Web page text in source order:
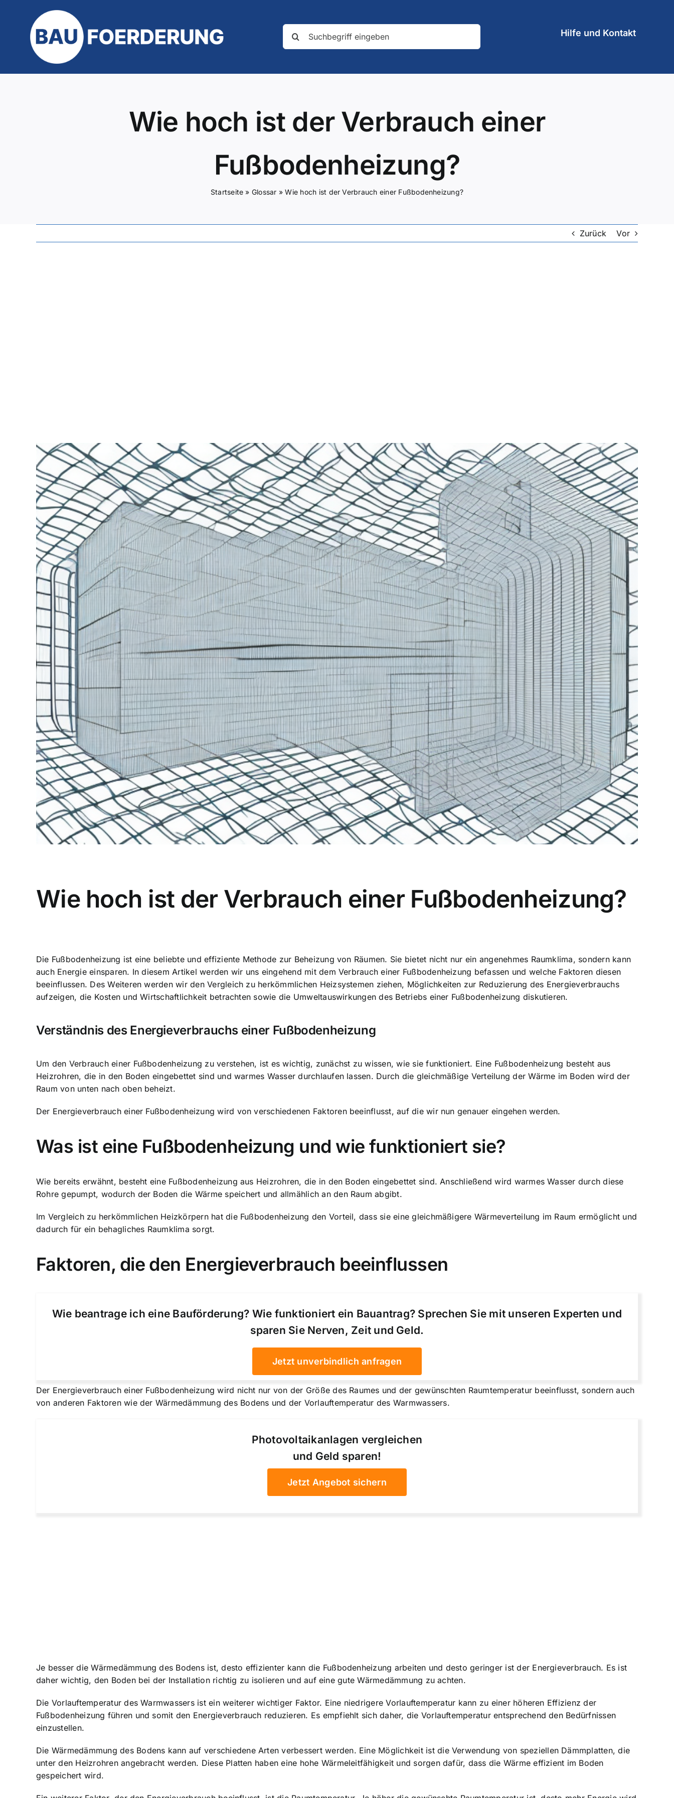
springen
Suche
nach:
Hilfe und Kontakt
Wie hoch ist der Verbrauch einer
Fußbodenheizung?
Startseite » Glossar »Wie hoch ist der Verbrauch einer Fußbodenheizung?
Zurück Vor
Zeige
grösseres
Bild
Wie hoch ist der Verbrauch einer Fußbodenheizung?
Die Fußbodenheizung ist eine beliebte und effiziente Methode zur Beheizung von Räumen. Sie bietet nicht nur ein angenehmes Raumklima, sondern kann
auch Energie einsparen. In diesem Artikel werden wir uns eingehend mit dem Verbrauch einer Fußbodenheizung befassen und welche Faktoren diesen
beeinflussen. Des Weiteren werden wir den Vergleich zu herkömmlichen Heizsystemen ziehen, Möglichkeiten zur Reduzierung des Energieverbrauchs
aufzeigen, die Kosten und Wirtschaftlichkeit betrachten sowie die Umweltauswirkungen des Betriebs einer Fußbodenheizung diskutieren.
Verständnis des Energieverbrauchs einer Fußbodenheizung
Um den Verbrauch einer Fußbodenheizung zu verstehen, ist es wichtig, zunächst zu wissen, wie sie funktioniert. Eine Fußbodenheizung besteht aus
Heizrohren, die in den Boden eingebettet sind und warmes Wasser durchlaufen lassen. Durch die gleichmäßige Verteilung der Wärme im Boden wird der
Raum von unten nach oben beheizt.
Der Energieverbrauch einer Fußbodenheizung wird von verschiedenen Faktoren beeinflusst, auf die wir nun genauer eingehen werden.
Was ist eine Fußbodenheizung und wie funktioniert sie?
Wie bereits erwähnt, besteht eine Fußbodenheizung aus Heizrohren, die in den Boden eingebettet sind. Anschließend wird warmes Wasser durch diese
Rohre gepumpt, wodurch der Boden die Wärme speichert und allmählich an den Raum abgibt.
Im Vergleich zu herkömmlichen Heizkörpern hat die Fußbodenheizung den Vorteil, dass sie eine gleichmäßigere Wärmeverteilung im Raum ermöglicht und
dadurch für ein behagliches Raumklima sorgt.
Faktoren, die den Energieverbrauch beeinflussen
Wie beantrage ich eine Bauförderung? Wie funktioniert ein Bauantrag? Sprechen Sie mit unseren Experten und
sparen Sie Nerven, Zeit und Geld.
Jetzt unverbindlich anfragen
Der Energieverbrauch einer Fußbodenheizung wird nicht nur von der Größe des Raumes und der gewünschten Raumtemperatur beeinflusst, sondern auch
von anderen Faktoren wie der Wärmedämmung des Bodens und der Vorlauftemperatur des Warmwassers.
Photovoltaikanlagen vergleichen
und Geld sparen!
Jetzt Angebot sichern
Je besser die Wärmedämmung des Bodens ist, desto effizienter kann die Fußbodenheizung arbeiten und desto geringer ist der Energieverbrauch. Es ist
daher wichtig, den Boden bei der Installation richtig zu isolieren und auf eine gute Wärmedämmung zu achten.
Die Vorlauftemperatur des Warmwassers ist ein weiterer wichtiger Faktor. Eine niedrigere Vorlauftemperatur kann zu einer höheren Effizienz der
Fußbodenheizung führen und somit den Energieverbrauch reduzieren. Es empfiehlt sich daher, die Vorlauftemperatur entsprechend den Bedürfnissen
einzustellen.
Die Wärmedämmung des Bodens kann auf verschiedene Arten verbessert werden. Eine Möglichkeit ist die Verwendung von speziellen Dämmplatten, die
unter den Heizrohren angebracht werden. Diese Platten haben eine hohe Wärmeleitfähigkeit und sorgen dafür, dass die Wärme effizient im Boden
gespeichert wird.